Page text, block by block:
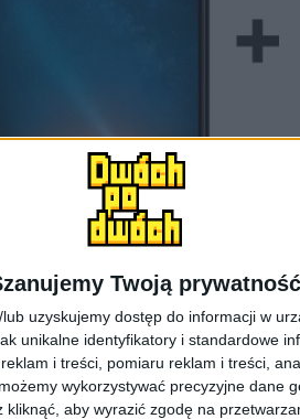
Twoją prywatność
uzyskujemy dostęp do informacji w
unikalne identyfikatory i standardowe
i treści, pomiaru reklam i treści,
wykorzystywać precyzyjne dane
aby wyrazić zgodę na